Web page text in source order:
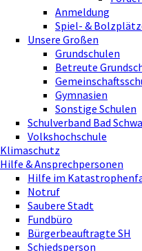
Anmeldung
Spiel- &
Unsere Großen
Grundschulen
Betreute
Gymnasien
Sonstige Schulen
Schulverband Bad
Volkshochschule
Klimaschutz
Hilfe & Ansprechpersonen
Hilfe im
Notruf
Saubere Stadt
Fundbüro
Bürgerbeauftragte SH
Schiedsperson